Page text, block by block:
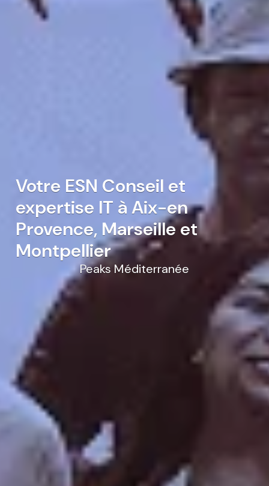
Votre ESN Conseil et
expertise IT à Aix-en
Provence, Marseille et
Montpellier
Peaks Méditerranée